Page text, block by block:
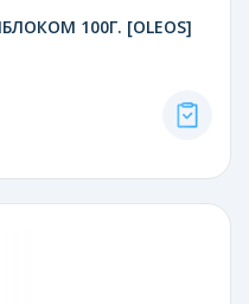
100Г. [OLEOS]